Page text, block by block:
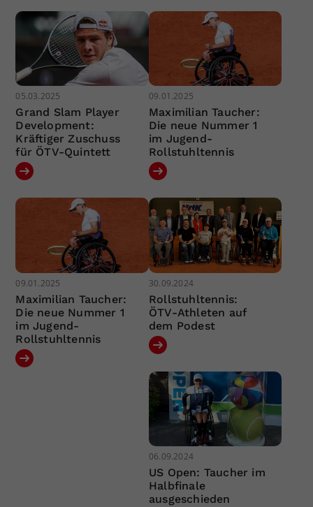
05.03.2025
Grand Slam Player
Development:
Kräftiger Zuschuss
für ÖTV-Quintett
09.01.2025
Maximilian Taucher:
Die neue Nummer 1
im Jugend-
Rollstuhltennis
09.01.2025
Maximilian Taucher:
Die neue Nummer 1
im Jugend-
Rollstuhltennis
30.09.2024
Rollstuhltennis:
ÖTV-Athleten auf
dem Podest
06.09.2024
US Open: Taucher im
Halbfinale
ausgeschieden